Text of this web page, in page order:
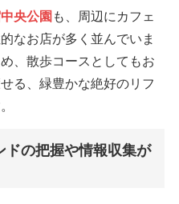
央公園も、周辺にカフェ
なお店が多く並んでいま
、散歩コースとしてもお
る、緑豊かな絶好のリフ
ドの把握や情報収集が